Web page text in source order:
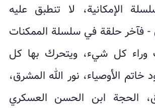
الإمكانية، لا تنطبق عليه
- فآخر حلقة في سلسلة الممكنات
كل شيء، ويتحرك بها كل
الأوصياء، نور الله المشرق،
الحجة ابن الحسن العسكري